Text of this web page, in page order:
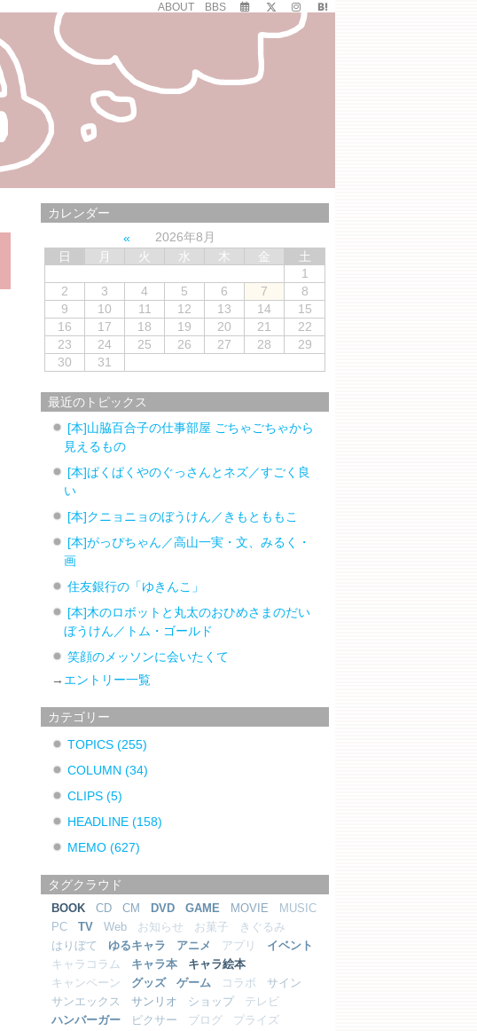
ABOUT BBS
カレンダー
2026年8月
日
月 火 水 木 金
土
1
2
3 4 5 6 7
8
9
10 11 12 13 14
15
16
17 18 19 20 21
22
23
24 25 26 27 28
29
30
31
最近のトピックス
[本]山脇百合子の仕事部屋 ごちゃごちゃから
見えるもの
[本]ぱくぱくやのぐっさんとネズ／すごく良
い
[本]クニョニョのぼうけん／きもとももこ
[本]がっぴちゃん／高山一実・文、みるく・
画
住友銀行の「ゆきんこ」
[本]木のロボットと丸太のおひめさまのだい
ぼうけん／トム・ゴールド
笑顔のメッソンに会いたくて
→ エントリー一覧
カテゴリー
TOPICS(255)
COLUMN(34)
CLIPS(5)
HEADLINE(158)
MEMO(627)
タグクラウド
BOOK CD CM DVD GAME MOVIE
MUSIC
PC
TV Web お知らせ お菓子
きぐるみ
はりぼて
ゆるキャラ アニメ アプリ
イベント
キャラコラム
キャラ本
キャラ絵本
キャンペーン
グッズ ゲーム コラボ
サイン
サンエックス
サンリオ ショップ
テレビ
ハンバーガー
ピクサー ブログ
プライズ